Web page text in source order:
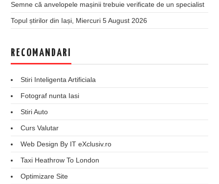
Semne că anvelopele mașinii trebuie verificate de un specialist
Topul știrilor din Iași, Miercuri 5 August 2026
RECOMANDARI
Stiri Inteligenta Artificiala
Fotograf nunta Iasi
Stiri Auto
Curs Valutar
Web Design By IT eXclusiv.ro
Taxi Heathrow To London
Optimizare Site